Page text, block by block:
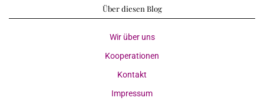
Über diesen Blog
Wir über uns
Kooperationen
Kontakt
Impressum